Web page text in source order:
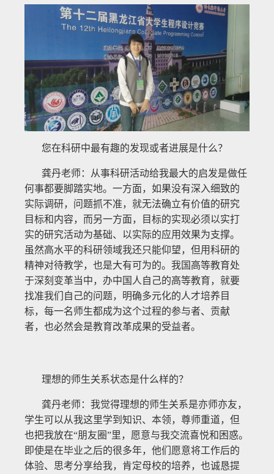
您在科研中最有趣的发现或者进展是什么？
龚丹老师：从事科研活动给我最大的启发是做任
何事都要脚踏实地。一方面，如果没有深入细致的
实际调研，问题抓不准，就无法确立有价值的研究
目标和内容，而另一方面，目标的实现必须以实打
实的研究活动为基础、以实际的应用效果为支撑。
虽然高水平的科研领域我还只能仰望，但用科研的
精神对待教学，也是大有可为的。我国高等教育处
于深刻变革当中，办中国人自己的高等教育，就要
找准我们自己的问题，明确多元化的人才培养目
标，每一名师生都成为这个过程的参与者、贡献
者，也必然会是教育改革成果的受益者。
理想的师生关系状态是什么样的？
龚丹老师：我觉得理想的师生关系是亦师亦友，
学生可以从我这里学到知识、本领，尊师重道，但
也把我放在“朋友圈”里，愿意与我交流喜悦和困惑。
即使是在毕业之后的很多年，他们愿意将工作后的
体验、思考分享给我，肯定母校的培养，也诚恳提